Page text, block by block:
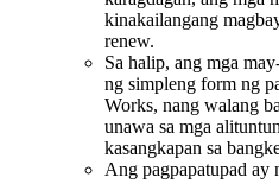
kinakailangang
renew.
Sa halip, ang mga
ng simpleng form ng
Works, nang walang
unawa sa mga
kasangkapan sa
Ang pagpapatupad ay